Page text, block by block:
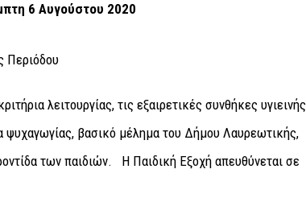
6 Αυγούστου 2020
Περιόδου
λειτουργίας, τις εξαιρετικές συνθήκες υγιεινής
ψυχαγωγίας, βασικό μέλημα του Δήμου Λαυρεωτικής,
των παιδιών. Η Παιδική Εξοχή απευθύνεται σε